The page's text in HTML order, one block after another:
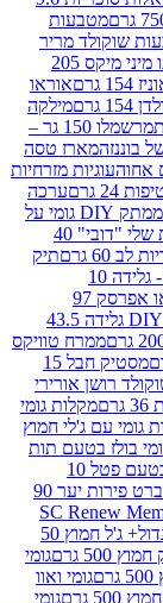
בואנו מיני מיקס 205
אוראו
מילקה
מרשמלו 150 גר –
טסה
מזרחיות
ערכה
ערכה להכנת ממתק DIY גומי על
הנשיקות שלי "דובי" 40
תיק
ערכה להכנת ממתק DIY גלידה 43.5
טוויקס
מסטיק חבל 15
גומי
חמוץ
תות
בטעם פטל 10
מנטוס קלין ברט פירות יער 90
SC
גומי המבורגר גדול+ ג'ל חמוץ 50
גומי
ואוו
גומי